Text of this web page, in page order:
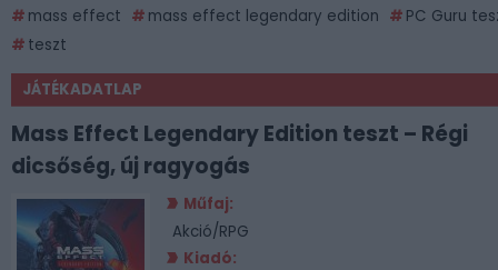
mass effect mass effect legendary edition
PC Guru
teszt
JÁTÉKADATLAP
Mass Effect Legendary Edition teszt – Régi
dicsőség, új ragyogás
Műfaj:
Akció/RPG
Kiadó: